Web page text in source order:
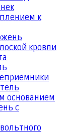
к
кровли
основанием
с